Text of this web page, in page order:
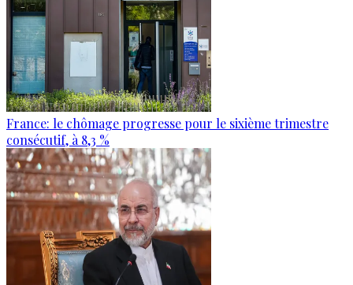
France: le chômage progresse pour le sixième trimestre
consécutif, à 8,3 %